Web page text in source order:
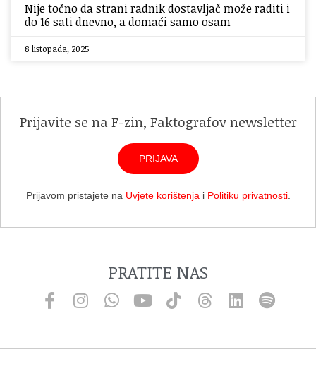
Nije točno da strani radnik dostavljač može raditi i
do 16 sati dnevno, a domaći samo osam
8 listopada, 2025
Prijavite se na F-zin, Faktografov newsletter
PRIJAVA
Prijavom pristajete na Uvjete korištenja i Politiku privatnosti.
PRATITE NAS